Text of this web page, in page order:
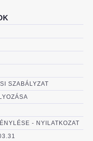
SZABÁLYZAT
- NYILATKOZAT